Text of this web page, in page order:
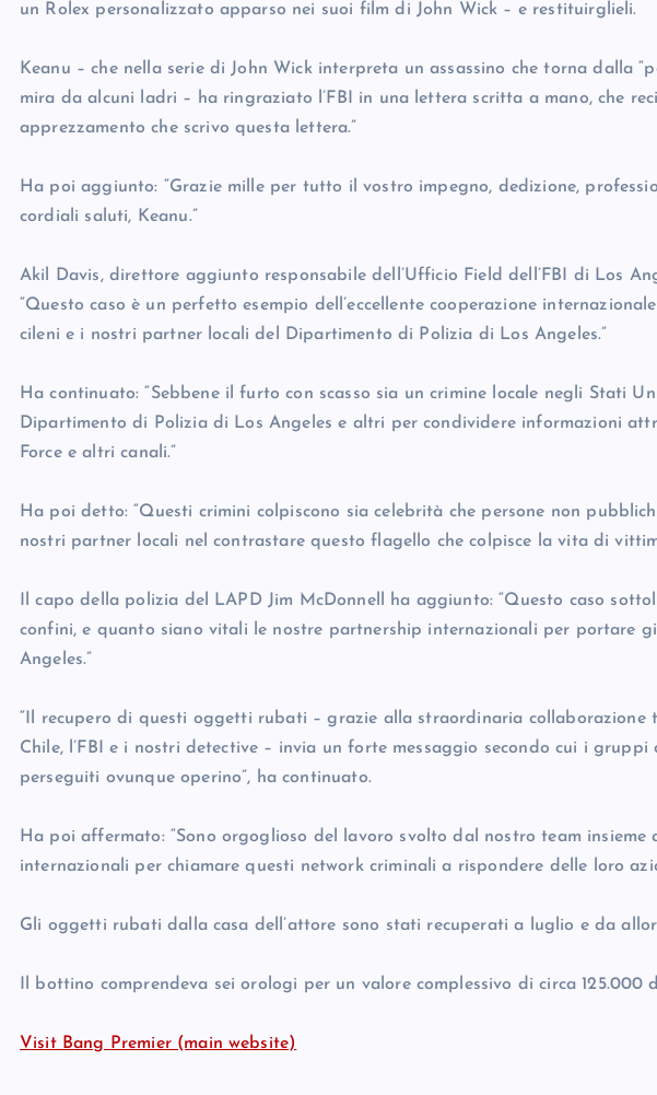
un Rolex personalizzato apparso nei suoi film di John Wick – e restituirglieli.
Keanu – che nella serie di John Wick interpreta un assassino che torna dalla
mira da alcuni ladri – ha ringraziato l’FBI in una lettera scritta a mano, che
apprezzamento che scrivo questa lettera.”
Ha poi aggiunto: “Grazie mille per tutto il vostro impegno, dedizione,
cordiali saluti, Keanu.”
Akil Davis, direttore aggiunto responsabile dell’Ufficio Field dell’FBI di Los
“Questo caso è un perfetto esempio dell’eccellente cooperazione
cileni e i nostri partner locali del Dipartimento di Polizia di Los Angeles.”
Ha continuato: “Sebbene il furto con scasso sia un crimine locale negli Stati
Dipartimento di Polizia di Los Angeles e altri per condividere informazioni
Force e altri canali.”
Ha poi detto: “Questi crimini colpiscono sia celebrità che persone non
nostri partner locali nel contrastare questo flagello che colpisce la vita di
Il capo della polizia del LAPD Jim McDonnell ha aggiunto: “Questo caso
confini, e quanto siano vitali le nostre partnership internazionali per portare
Angeles.”
“Il recupero di questi oggetti rubati – grazie alla straordinaria collaborazione
Chile, l’FBI e i nostri detective – invia un forte messaggio secondo cui i
perseguiti ovunque operino”, ha continuato.
Ha poi affermato: “Sono orgoglioso del lavoro svolto dal nostro team
internazionali per chiamare questi network criminali a rispondere delle loro
Gli oggetti rubati dalla casa dell’attore sono stati recuperati a luglio e da
Il bottino comprendeva sei orologi per un valore complessivo di circa 125.000
Visit Bang Premier (main website)